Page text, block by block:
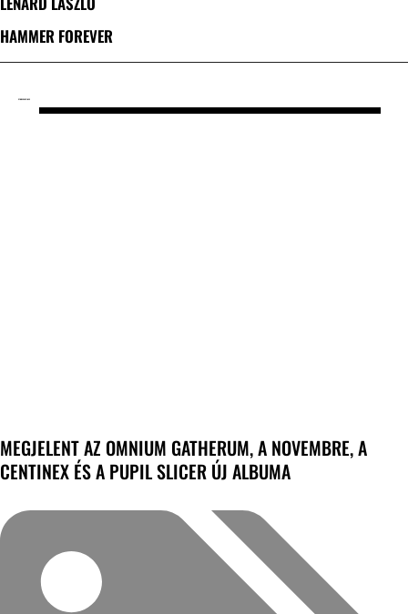
HAMMER FOREVER
MEGJELENT AZ OMNIUM GATHERUM, A NOVEMBRE, A
CENTINEX ÉS A PUPIL SLICER ÚJ ALBUMA